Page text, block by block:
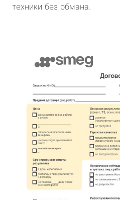
техники без обмана.